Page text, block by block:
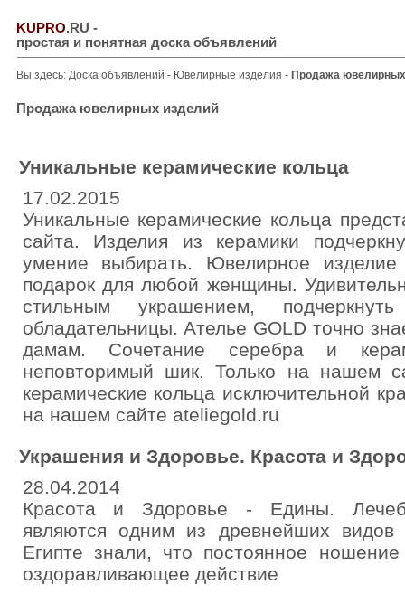
KUPRO.RU -
простая и понятная доска объявлений
Вы здесь: Доска объявлений - Ювелирные изделия - Продажа
Продажа ювелирных изделий
Уникальные керамические кольца
17.02.2015
Уникальные керамические кольца
сайта. Изделия из керамики
умение выбирать. Ювелирное
подарок для любой женщины.
стильным украшением,
обладательницы. Ателье GOLD точно
дамам. Сочетание серебра и
неповторимый шик. Только на нашем
керамические кольца исключительной
на нашем сайте ateliegold.ru
Украшения и Здоровье. Красота и
28.04.2014
Красота и Здоровье - Едины.
являются одним из древнейших
Египте знали, что постоянное
оздоравливающее действие